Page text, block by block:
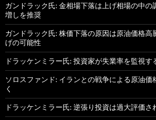
ガンドラック氏: 金相場下落は上げ相場の中の
増しを推奨
ガンドラック氏: 株価下落の原因は原油価格高
げの可能性
ドラッケンミラー氏: 投資家が失業率を監視す
ソロスファンド: イランとの戦争による原油価
く
ドラッケンミラー氏: 逆張り投資は過大評価さ